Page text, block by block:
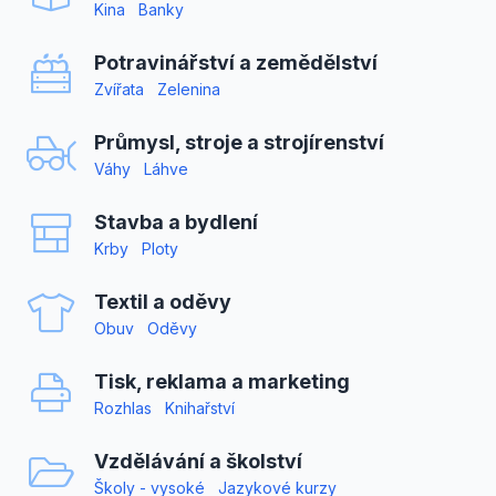
Kina Banky
Potravinářství a zemědělství
Zvířata Zelenina
Průmysl, stroje a strojírenství
Váhy Láhve
Stavba a bydlení
Krby Ploty
Textil a oděvy
Obuv Oděvy
Tisk, reklama a marketing
Rozhlas Knihařství
Vzdělávání a školství
Školy - vysoké Jazykové kurzy